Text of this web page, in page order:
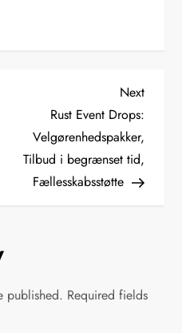
Next
Post
Next
Rust Event Drops:
Velgørenhedspakker,
Tilbud i begrænset tid,
Fællesskabsstøtte
published. Required fields